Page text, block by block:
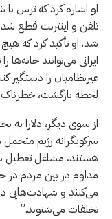
او اشاره کرد که ترس
تلفن و اینترنت قطع شد
شد. او تأکید کرد که
ایرانی می‌توانند
غیرنظامیان را دستگیر
لحظه بازگشت، خطرناک
از سوی دیگر، دلارا به
سرکوبگرانه رژیم
هستند، مشاغل
مداوم در بین مردم در
می‌کنند و شهادت‌هایی
تخلفات می‌شنوند.”